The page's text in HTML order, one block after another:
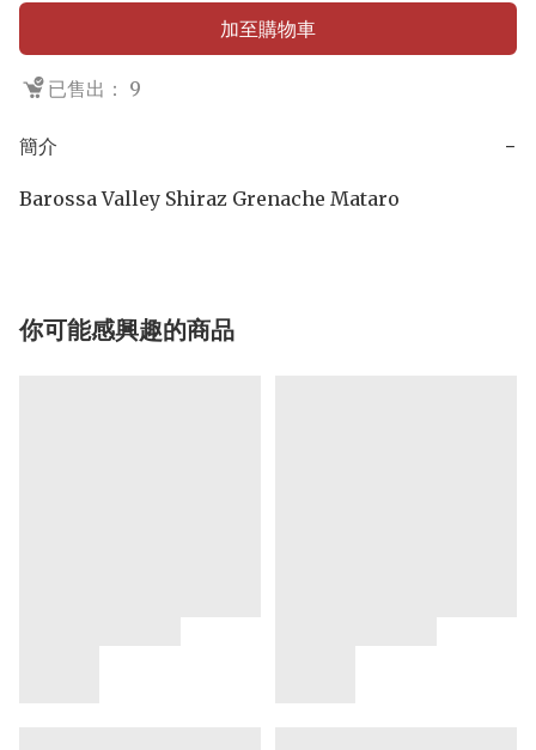
加至購物車
已售出： 9
簡介 −
Barossa Valley Shiraz Grenache Mataro
你可能感興趣的商品